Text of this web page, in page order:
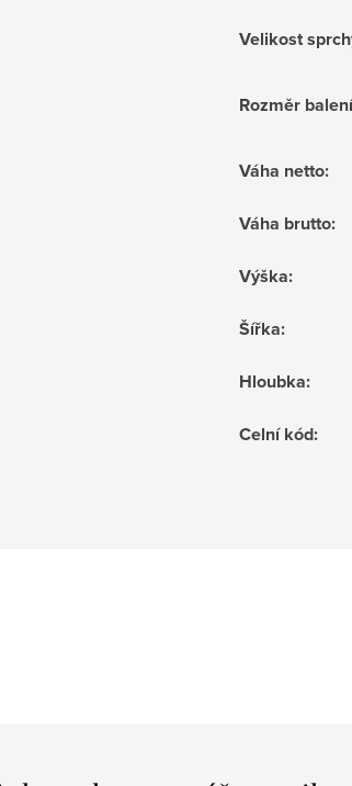
Velikost
Rozměr balení
Váha netto:
Váha brutto:
Výška:
Šířka:
Hloubka:
Celní kód: